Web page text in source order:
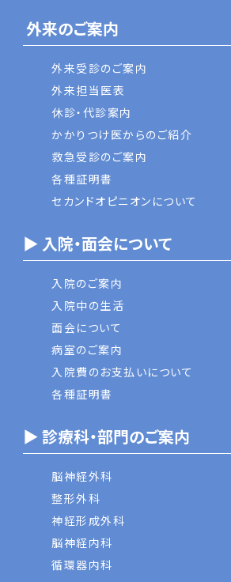
外来のご案内
外来受診のご案内
外来担当医表
休診・代診案内
かかりつけ医からのご紹介
救急受診のご案内
各種証明書
セカンドオピニオンについて
▶ 入院・面会について
入院のご案内
入院中の生活
面会について
病室のご案内
入院費のお支払いについて
各種証明書
▶ 診療科・部門のご案内
脳神経外科
整形外科
神経形成外科
脳神経内科
循環器内科